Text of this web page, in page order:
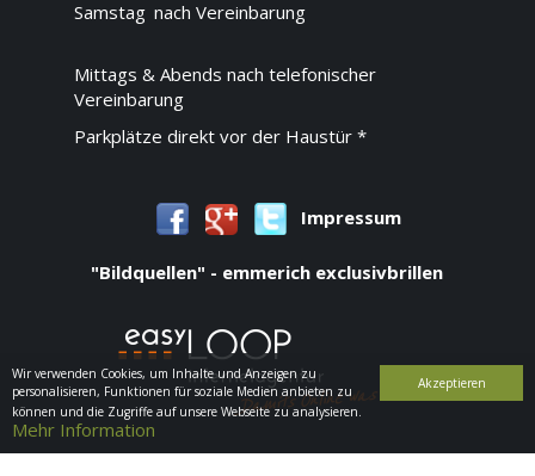
Akzeptieren
Wir verwenden Cookies, um Inhalte und Anzeigen zu
personalisieren, Funktionen für soziale Medien anbieten zu
können und die Zugriffe auf unsere Webseite zu analysieren.
Mehr Information
Samstag nach Vereinbarung
Mittags & Abends nach telefonischer
Vereinbarung
Parkplätze direkt vor der Haustür *
Impressum
"Bildquellen" - emmerich exclusivbrillen